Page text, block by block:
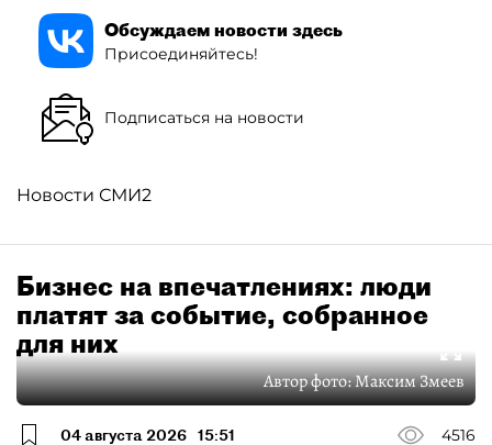
Обсуждаем новости здесь
Присоединяйтесь!
Подписаться на новости
Новости СМИ2
Бизнес на впечатлениях: люди
платят за событие, собранное
для них
Автор фото:Максим Змеев
04 августа 2026 15:51
4516